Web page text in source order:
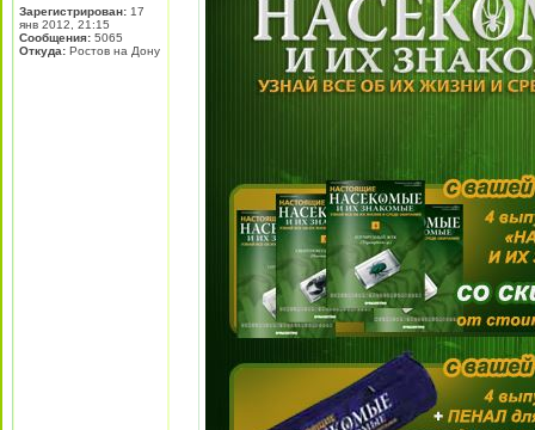
Зарегистрирован: 17
янв 2012, 21:15
Сообщения: 5065
Откуда: Ростов на Дону